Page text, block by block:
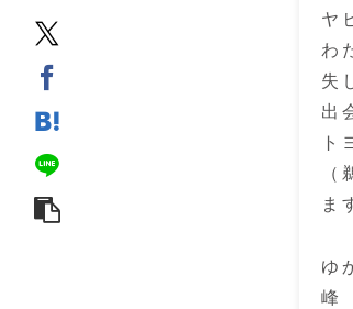
ヤ
わ
失
出
ト
ま
ゆ
峰